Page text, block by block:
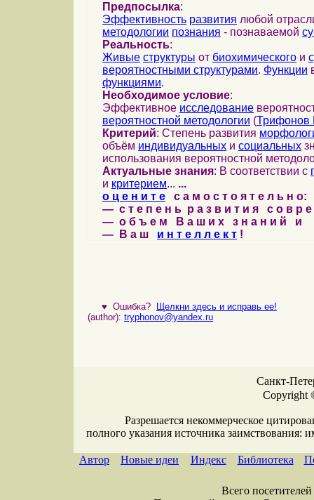
Предпосылка:
Эффективность развития любой
методологии познания - познаваемой
Реальность:
Живые структуры от биохимического и
вероятностными структурами. Функции
функциями.
Необходимое условие:
Эффективное исследование
вероятностной методологии (Трифонов
Критерий: Степень развития
объём индивидуальных и социальных
использования вероятностной
Актуальные знания: В соответствии с
и критерием... ...
о ц е н и т е с а м о с т о я т е л ь н о:
— с т е п е н ь р а з в и т и я с о в р
— о б ъ е м В а ш и х з н а н и й и
— В а ш и н т е л л е к т !
♥ Ошибка?
Щелкни здесь и исправь ее!
(author): tryphonov@yandex.ru
Санкт-
Copyright
Разрешается некоммерческое
полного указания источника заимствования:
Автор Новые идеи Индекс Библиотека
Всего